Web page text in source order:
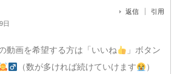
日
返信 引用
動画を希望する方は「いいね
」ボタン
（数が多ければ続けていけます ）